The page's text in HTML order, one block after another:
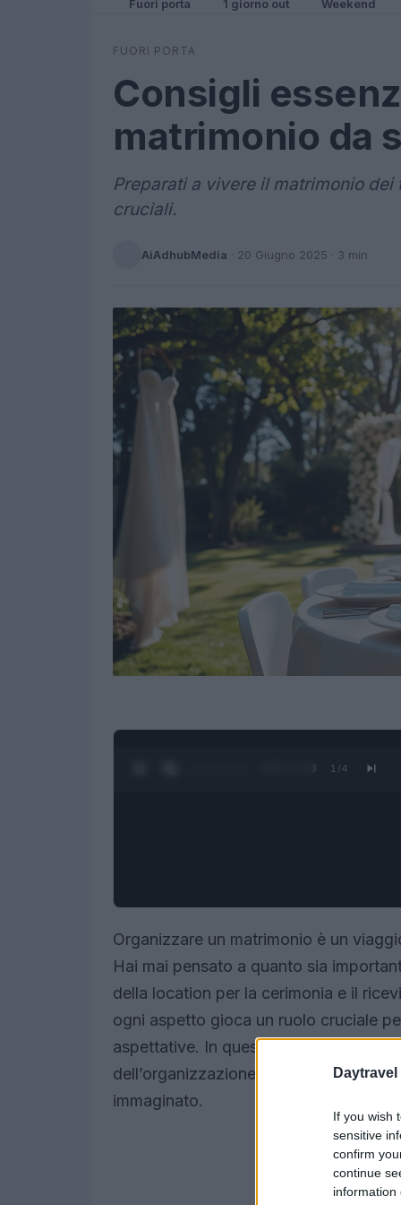
Daytravel
If you wish
sensitive
confirm
continue
information
Fuori porta 1 giorno out Weekend
FUORI PORTA
Consigli
matrimonio da
Preparati a vivere il matrimonio
cruciali.
AiAdhubMedia · 20 Giugno 2025 · 3 min
0:28 / 1:23 1 /4
Organizzare un matrimonio è un
Hai mai pensato a quanto sia
della location per la cerimonia e il
ogni aspetto gioca un ruolo cruciale
aspettative. In questo articolo, ti
dell’organizzazione, affinché il tuo
immaginato.